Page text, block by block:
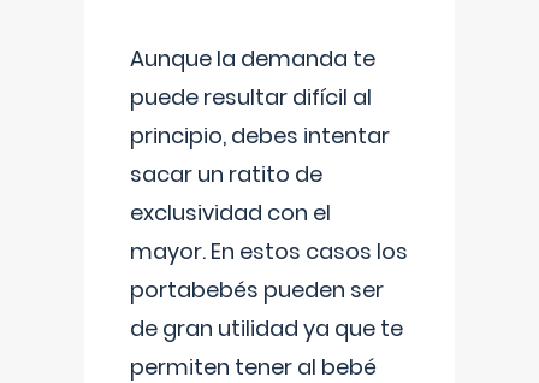
Aunque la demanda te
puede resultar difícil al
principio, debes intentar
sacar un ratito de
exclusividad con el
mayor. En estos casos los
portabebés pueden ser
de gran utilidad ya que te
permiten tener al bebé